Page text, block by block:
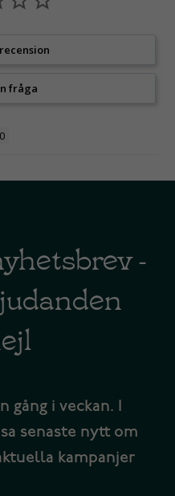
fråga
-
gång i veckan. I
senaste nytt om
kampanjer